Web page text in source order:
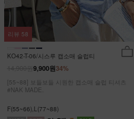
KO42-T-06/시스루 캡소매 슬럽티
34%
9,900원
[55~88] 보들보들 시원한 캡소매 슬럽 티셔츠
#NAK MADE.
F(55~66),L(77~88)
리뷰 58